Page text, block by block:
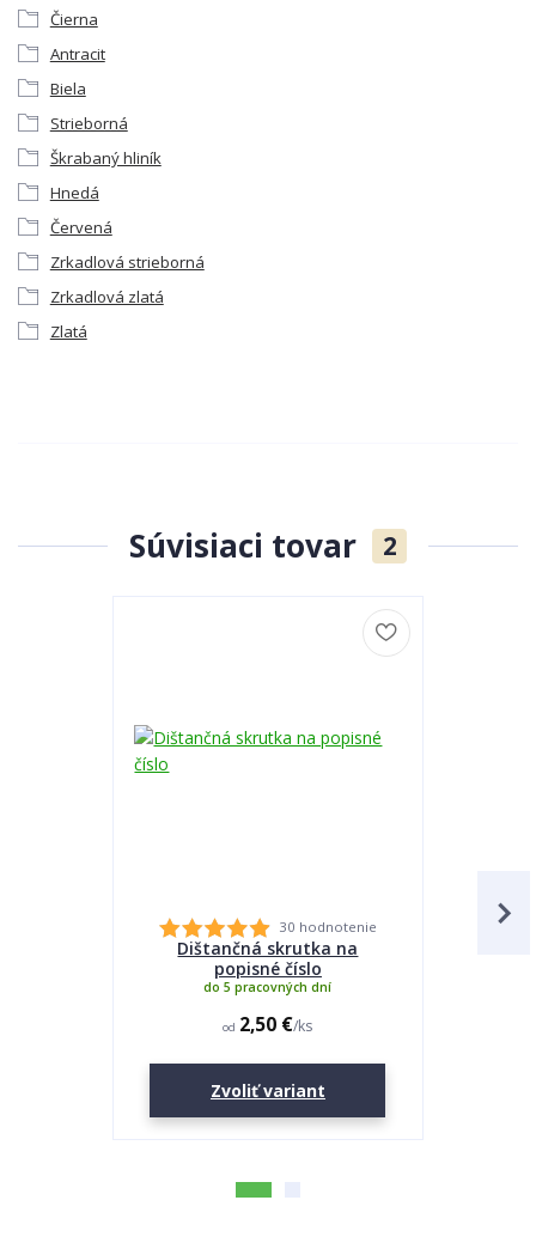
Čierna
Antracit
Biela
Strieborná
Škrabaný hliník
Hnedá
Červená
Zrkadlová strieborná
Zrkadlová zlatá
Zlatá
Súvisiaci tovar 2
30 hodnotenie
Dištančná skrutka na
popisné číslo
od 2,50 €/ks
do 5 pracovných dní
Zvoliť variant